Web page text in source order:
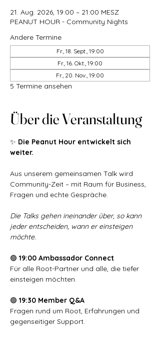
21. Aug. 2026, 19:00 – 21:00 MESZ
PEANUT HOUR - Community Nights
Andere Termine
Fr., 18. Sept., 19:00
Fr., 16. Okt., 19:00
Fr., 20. Nov., 19:00
5 Termine ansehen
Über die Veranstaltung
✨ Die Peanut Hour entwickelt sich
weiter.
Aus unserem gemeinsamen Talk wird
Community-Zeit – mit Raum für Business,
Fragen und echte Gespräche.
Die Talks gehen ineinander über, so kann
jeder entscheiden, wann er einsteigen
möchte.
🟢 19:00 Ambassador Connect
Für alle Root-Partner und alle, die tiefer
einsteigen möchten.
🟢 19:30 Member Q&A
Fragen rund um Root, Erfahrungen und
gegenseitiger Support.